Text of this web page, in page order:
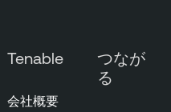
Tenable
会社概要
つなが
る